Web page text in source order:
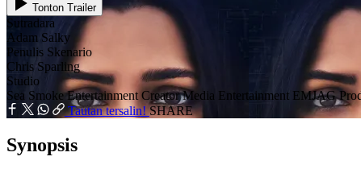
Tonton Trailer
Sutradara
Adam Salky
Penulis Skenario
Chris Sparling
Studio
Sea Smoke Entertainment Creator Media Entertainment EMJAG
Tautan tersalin! SHARE
Synopsis